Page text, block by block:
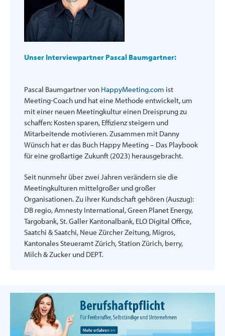
Unser Interviewpartner Pascal Baumgartner:
Pascal Baumgartner von HappyMeeting.com ist
Meeting-Coach und hat eine Methode entwickelt, um
mit einer neuen Meetingkultur einen Dreisprung zu
schaffen: Kosten sparen, Effizienz steigern und
Mitarbeitende motivieren. Zusammen mit Danny
Wünsch hat er das Buch Happy Meeting – Das Playbook
für eine großartige Zukunft (2023) herausgebracht.
Seit nunmehr über zwei Jahren verändern sie die
Meetingkulturen mittelgroßer und großer
Organisationen. Zu ihrer Kundschaft gehören (Auszug):
DB regio, Amnesty International, Green Planet Energy,
Targobank, St. Galler Kantonalbank, ELO Digital Office,
Saatchi & Saatchi, Neue Zürcher Zeitung, Migros,
Kantonales Steueramt Zürich, Station Zürich, berry,
Milch & Zucker und DEPT.